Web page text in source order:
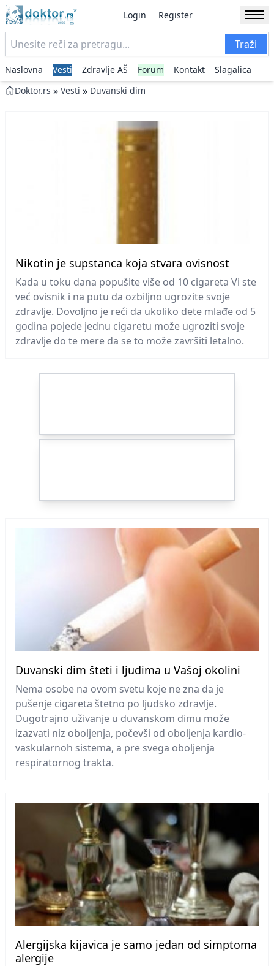
Login Register
Traži
Naslovna Vesti Zdravlje AŠ Forum Kontakt
Slagalica
Doktor.rs » Vesti » Duvanski dim
Nikotin je supstanca koja stvara ovisnost
Kada u toku dana popušite više od 10 cigareta Vi ste
već ovisnik i na putu da ozbiljno ugrozite svoje
zdravlje. Dovoljno je reći da ukoliko dete mlađe od 5
godina pojede jednu cigaretu može ugroziti svoje
zdravlje do te mere da se to može završiti letalno.
Duvanski dim šteti i ljudima u Vašoj okolini
Nema osobe na ovom svetu koje ne zna da je
pušenje cigareta štetno po ljudsko zdravlje.
Dugotrajno uživanje u duvanskom dimu može
izazvati niz oboljenja, počevši od oboljenja kardio-
vaskularnoh sistema, a pre svega oboljenja
respiratornog trakta.
Alergijska kijavica je samo jedan od simptoma
alergije